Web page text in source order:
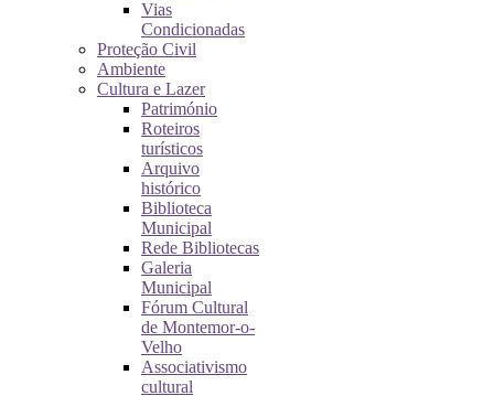
Vias
Condicionadas
Proteção Civil
Ambiente
Cultura e Lazer
Património
Roteiros
turísticos
Arquivo
histórico
Biblioteca
Municipal
Rede Bibliotecas
Galeria
Municipal
Fórum Cultural
de Montemor-o-
Velho
Associativismo
cultural